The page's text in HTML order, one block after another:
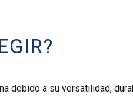
debido a su versatilidad,